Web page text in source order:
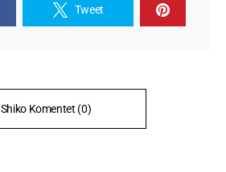
Tweet
Shiko Komentet (0)